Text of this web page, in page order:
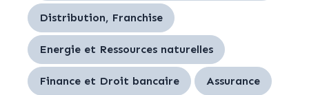
Distribution, Franchise
Energie et Ressources naturelles
Finance et Droit bancaire Assurance